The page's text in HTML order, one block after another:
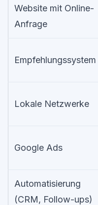
Website mit Online-
Anfrage
Empfehlungssystem
Lokale Netzwerke
Google Ads
Automatisierung
(CRM, Follow-ups)